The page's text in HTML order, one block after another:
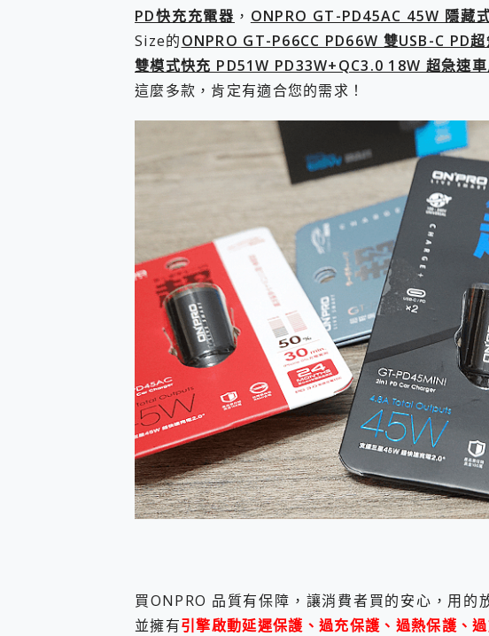
PD快充充電器 ， ONPRO GT-PD45AC 45W 隱藏
Size的ONPRO GT-P66CC PD66W 雙USB-C PD
雙模式快充 PD51W PD33W+QC3.0 18W 超急速
這麼多款，肯定有適合您的需求！
買ONPRO 品質有保障，讓消費者買的安心，用的
並擁有引擎啟動延遲保護、過充保護、過熱保護、